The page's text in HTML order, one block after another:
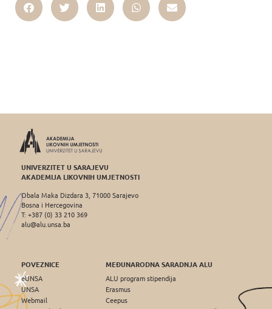
UNIVERZITET U SARAJEVU
AKADEMIJA LIKOVNIH UMJETNOSTI
Obala Maka Dizdara 3, 71000 Sarajevo
Bosna i Hercegovina
T: +387 (0) 33 210 369
alu@alu.unsa.ba
POVEZNICE
eUNSA
UNSA
Webmail
MEĐUNARODNA SARADNJA ALU
ALU program stipendija
Erasmus
Ceepus